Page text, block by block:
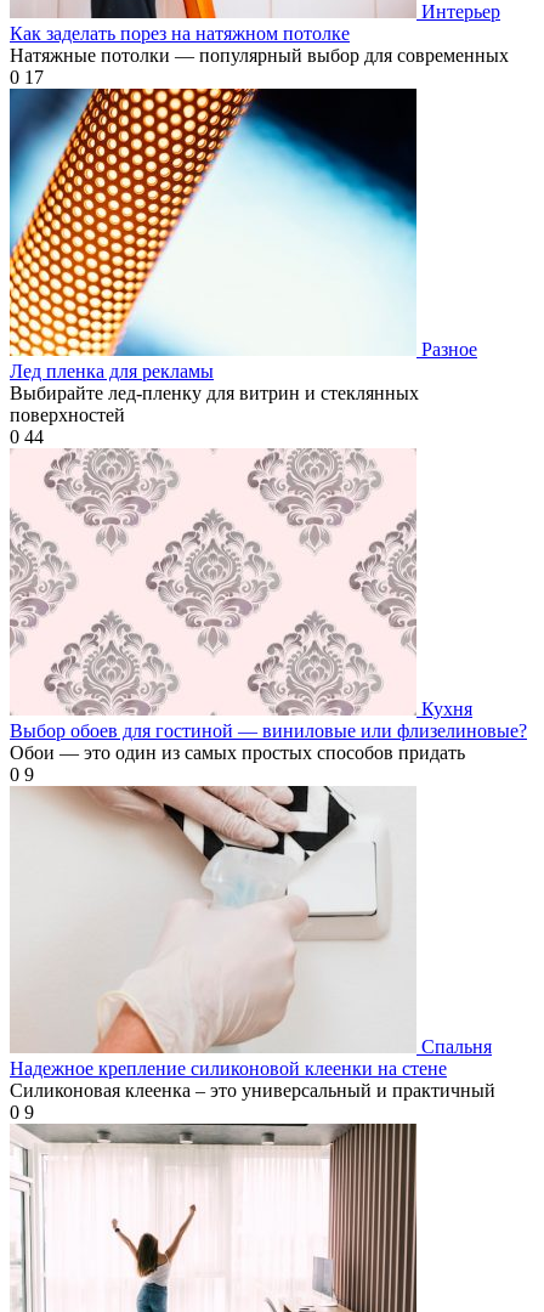
Интерьер
Как заделать порез на натяжном потолке
Натяжные потолки — популярный выбор для современных
0 17
Разное
Лед пленка для рекламы
Выбирайте лед-пленку для витрин и стеклянных
поверхностей
0 44
Кухня
Выбор обоев для гостиной — виниловые или флизелиновые?
Обои — это один из самых простых способов придать
0 9
Спальня
Надежное крепление силиконовой клеенки на стене
Силиконовая клеенка – это универсальный и практичный
0 9